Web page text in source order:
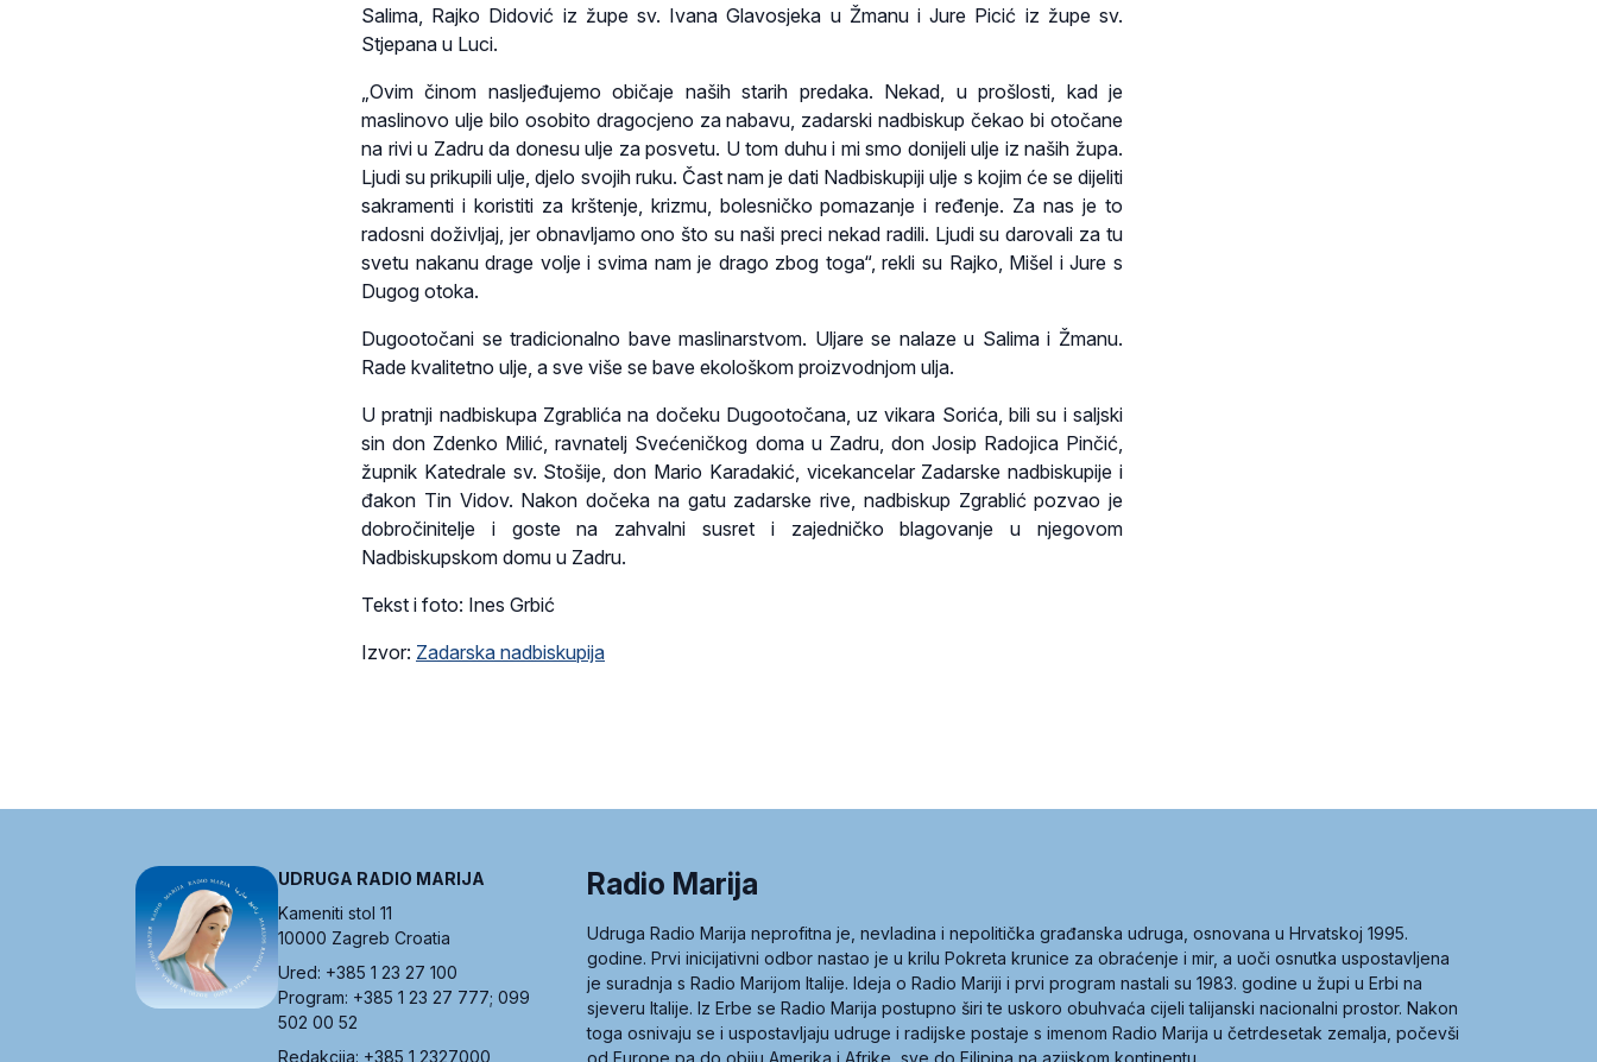
Salima, Rajko Didović iz župe sv. Ivana Glavosjeka u Žmanu i Jure Picić iz župe sv.
Stjepana u Luci.
„Ovim činom nasljeđujemo običaje naših starih predaka. Nekad, u prošlosti, kad je
maslinovo ulje bilo osobito dragocjeno za nabavu, zadarski nadbiskup čekao bi otočane
na rivi u Zadru da donesu ulje za posvetu. U tom duhu i mi smo donijeli ulje iz naših župa.
Ljudi su prikupili ulje, djelo svojih ruku. Čast nam je dati Nadbiskupiji ulje s kojim će se dijeliti
sakramenti i koristiti za krštenje, krizmu, bolesničko pomazanje i ređenje. Za nas je to
radosni doživljaj, jer obnavljamo ono što su naši preci nekad radili. Ljudi su darovali za tu
svetu nakanu drage volje i svima nam je drago zbog toga“, rekli su Rajko, Mišel i Jure s
Dugog otoka.
Dugootočani se tradicionalno bave maslinarstvom. Uljare se nalaze u Salima i Žmanu.
Rade kvalitetno ulje, a sve više se bave ekološkom proizvodnjom ulja.
U pratnji nadbiskupa Zgrablića na dočeku Dugootočana, uz vikara Sorića, bili su i saljski
sin don Zdenko Milić, ravnatelj Svećeničkog doma u Zadru, don Josip Radojica Pinčić,
župnik Katedrale sv. Stošije, don Mario Karadakić, vicekancelar Zadarske nadbiskupije i
đakon Tin Vidov. Nakon dočeka na gatu zadarske rive, nadbiskup Zgrablić pozvao je
dobročinitelje i goste na zahvalni susret i zajedničko blagovanje u njegovom
Nadbiskupskom domu u Zadru.
Tekst i foto: Ines Grbić
Izvor: Zadarska nadbiskupija
UDRUGA RADIO MARIJA
Kameniti stol 11
10000 Zagreb Croatia
Ured: +385 1 23 27 100
Program: +385 1 23 27 777; 099
502 00 52
Redakcija: +385 1 2327000
Radio Marija
Udruga Radio Marija neprofitna je, nevladina i nepolitička građanska udruga, osnovana u Hrvatskoj 1995.
godine. Prvi inicijativni odbor nastao je u krilu Pokreta krunice za obraćenje i mir, a uoči osnutka uspostavljena
je suradnja s Radio Marijom Italije. Ideja o Radio Mariji i prvi program nastali su 1983. godine u župi u Erbi na
sjeveru Italije. Iz Erbe se Radio Marija postupno širi te uskoro obuhvaća cijeli talijanski nacionalni prostor. Nakon
toga osnivaju se i uspostavljaju udruge i radijske postaje s imenom Radio Marija u četrdesetak zemalja, počevši
od Europe pa do obiju Amerika i Afrike, sve do Filipina na azijskom kontinentu.